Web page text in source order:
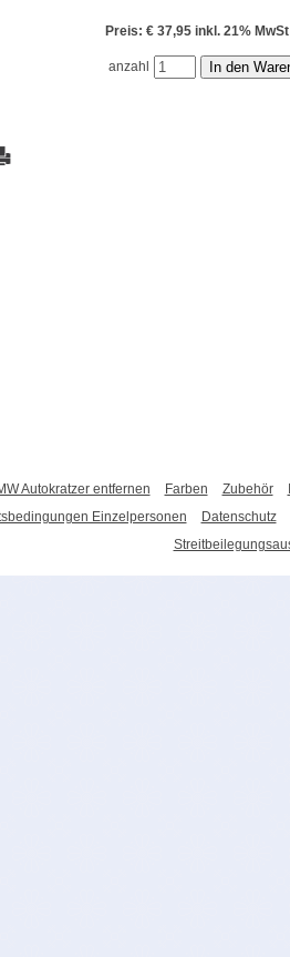
Preis: € 37,95 inkl. 21%
anzahl
Autokratzer entfernen Farben Zubehör
Einzelpersonen
Datenschutz